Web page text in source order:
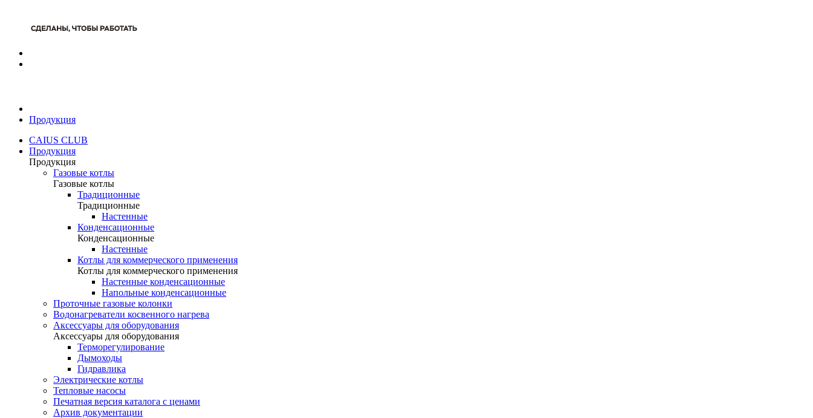
Продукция
CAIUS CLUB
Продукция
Продукция
Газовые котлы
Газовые котлы
Традиционные
Традиционные
Настенные
Конденсационные
Конденсационные
Настенные
Котлы для коммерческого применения
Котлы для коммерческого применения
Настенные конденсационные
Напольные конденсационные
Проточные газовые колонки
Водонагреватели косвенного нагрева
Аксессуары для оборудования
Аксессуары для оборудования
Терморегулирование
Дымоходы
Гидравлика
Электрические котлы
Тепловые насосы
Печатная версия каталога с ценами
Архив документации